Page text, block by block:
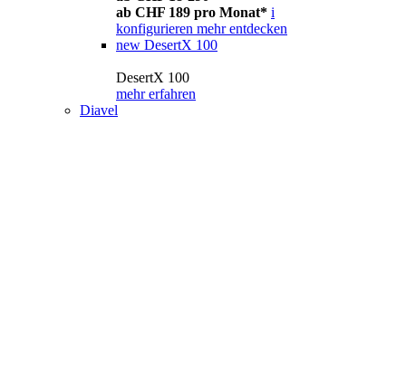
ab CHF 189 pro Monat* i
konfigurieren mehr entdecken
new DesertX 100
DesertX 100
mehr erfahren
Diavel